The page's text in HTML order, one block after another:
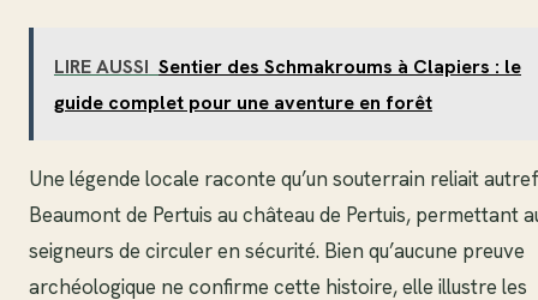
LIRE AUSSI Sentier des Schmakroums à Clapiers : le
guide complet pour une aventure en forêt
Une légende locale raconte qu’un souterrain reliait
Beaumont de Pertuis au château de Pertuis, permettant
seigneurs de circuler en sécurité. Bien qu’aucune preuve
archéologique ne confirme cette histoire, elle illustre les